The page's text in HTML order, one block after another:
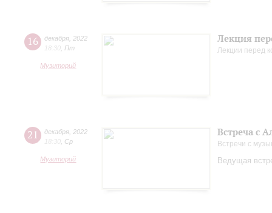
16 декабря 2022
18:30 Пт
Музиторий
Лекция
Лекции перед
21 декабря 2022
18:30 Ср
Музиторий
Встреча с
Встречи с
Ведущая